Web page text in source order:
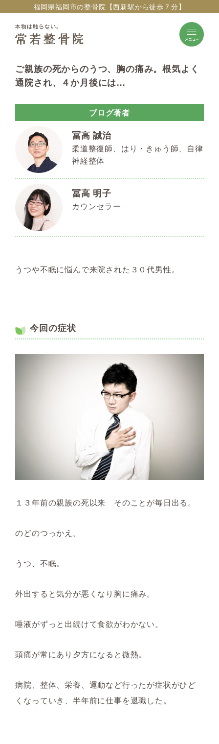
福岡県福岡市の整骨院【西新駅から徒歩７分】
ご親族の死からのうつ、胸の痛み。根気よく
通院され、４か月後には…
ブログ著者
冨高 誠治
柔道整復師、はり・きゅう師、自律
神経整体
冨高 明子
カウンセラー
うつや不眠に悩んで来院された３０代男性。
今回の症状
１３年前の親族の死以来 そのことが毎日出る。
のどのつっかえ。
うつ、不眠。
外出すると気分が悪くなり胸に痛み。
唾液がずっと出続けて食欲がわかない。
頭痛が常にあり夕方になると微熱。
病院、整体、栄養、運動など行ったが症状がひど
くなっていき、半年前に仕事を退職した。